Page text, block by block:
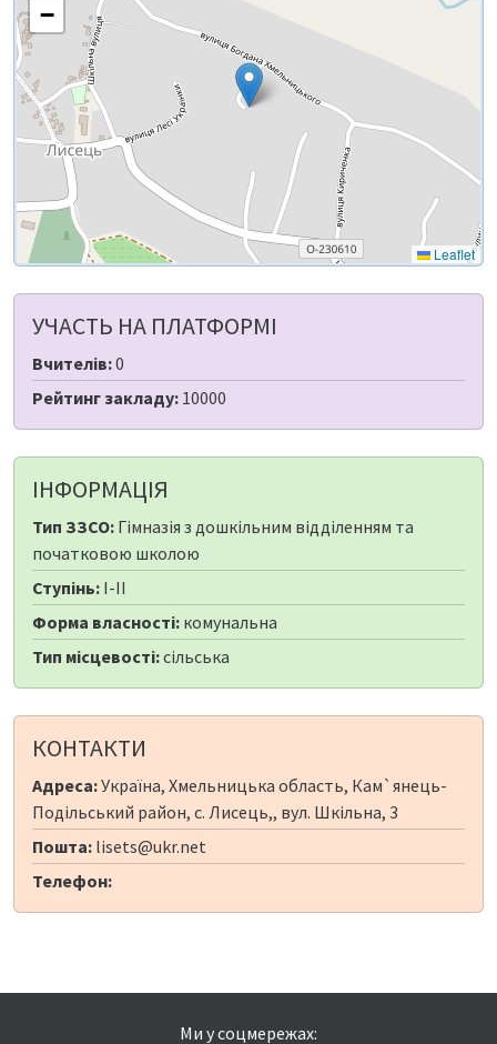
−
Leaflet
УЧАСТЬ НА ПЛАТФОРМІ
Вчителів:0
Рейтинг закладу: 10000
ІНФОРМАЦІЯ
Тип ЗЗСО: Гімназія з дошкільним відділенням та
початковою школою
Ступінь: I-II
Форма власності: комунальна
Тип місцевості:сільська
КОНТАКТИ
Адреса:Україна, Хмельницька область, Кам`янець-
Подільський район, с. Лисець,, вул. Шкільна, 3
Пошта: lisets@ukr.net
Телефон:
Ми у соцмережах: